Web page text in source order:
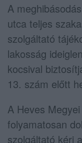
A
utca teljes
szolgáltató
lakosság
kocsival
13. szám előtt
A Heves
folyamatosan
szolgáltató kéri